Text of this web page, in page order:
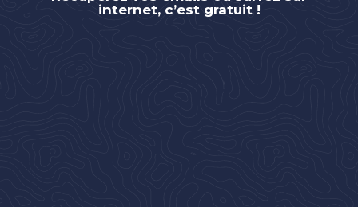
internet, c’est gratuit !